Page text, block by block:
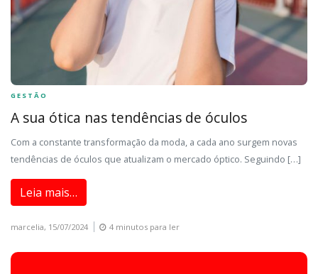
GESTÃO
A sua ótica nas tendências de óculos
Com a constante transformação da moda, a cada ano surgem novas
tendências de óculos que atualizam o mercado óptico. Seguindo […]
Leia mais…
marcelia, 15/07/2024 4 minutos para ler